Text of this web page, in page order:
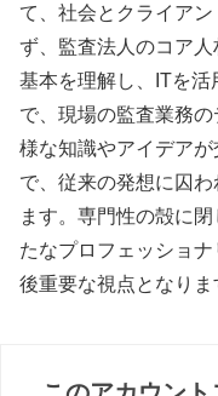
て、社会とクライア
ず、監査法人のコア
基本を理解し、ITを活
で、現場の監査業務
様な知識やアイデア
で、従来の発想に囚
ます。専門性の殻に
たなプロフェッショ
後重要な視点となりま